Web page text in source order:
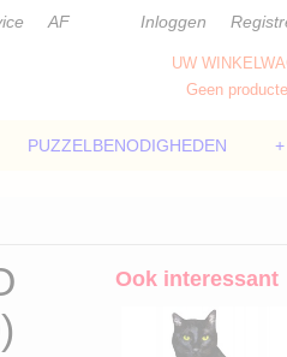
AF Inloggen
UW
Geen
PUZZELBENODIGHEDEN +
Ook interessant